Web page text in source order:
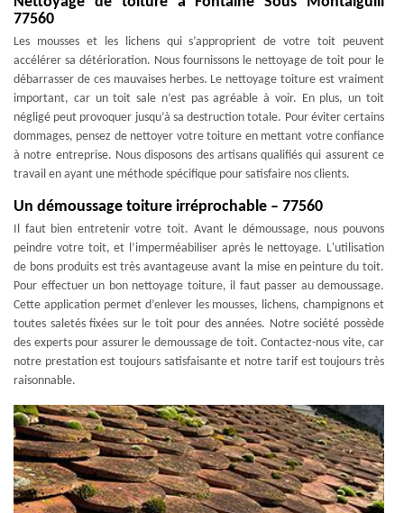
77560
Les mousses et les lichens qui s’approprient de votre toit peuvent
accélérer sa détérioration. Nous fournissons le nettoyage de toit pour le
débarrasser de ces mauvaises herbes. Le nettoyage toiture est vraiment
important, car un toit sale n’est pas agréable à voir. En plus, un toit
négligé peut provoquer jusqu’à sa destruction totale. Pour éviter certains
dommages, pensez de nettoyer votre toiture en mettant votre confiance
à notre entreprise. Nous disposons des artisans qualifiés qui assurent ce
travail en ayant une méthode spécifique pour satisfaire nos clients.
Un démoussage toiture irréprochable – 77560
Il faut bien entretenir votre toit. Avant le démoussage, nous pouvons
peindre votre toit, et l’imperméabiliser après le nettoyage. L'utilisation
de bons produits est très avantageuse avant la mise en peinture du toit.
Pour effectuer un bon nettoyage toiture, il faut passer au demoussage.
Cette application permet d’enlever les mousses, lichens, champignons et
toutes saletés fixées sur le toit pour des années. Notre société possède
des experts pour assurer le demoussage de toit. Contactez-nous vite, car
notre prestation est toujours satisfaisante et notre tarif est toujours très
raisonnable.